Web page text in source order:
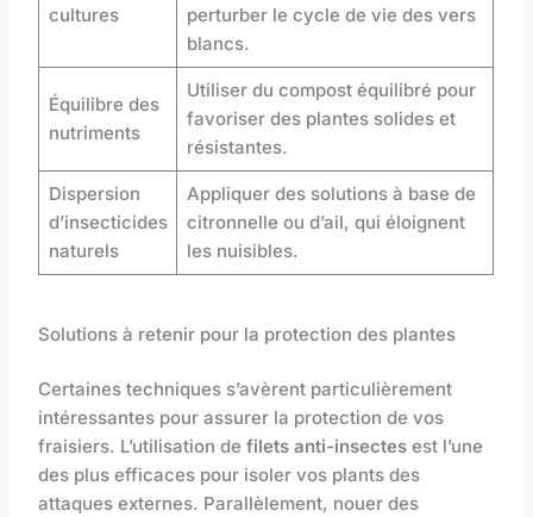
cultures
perturber le cycle de vie des vers
blancs.
Équilibre des
nutriments
Utiliser du compost équilibré pour
favoriser des plantes solides et
résistantes.
Dispersion
d’insecticides
naturels
Appliquer des solutions à base de
citronnelle ou d’ail, qui éloignent
les nuisibles.
Solutions à retenir pour la protection des plantes
Certaines techniques s’avèrent particulièrement
intéressantes pour assurer la protection de vos
fraisiers. L’utilisation defilets anti-insectes est l’une
des plus efficaces pour isoler vos plants des
attaques externes. Parallèlement, nouer des